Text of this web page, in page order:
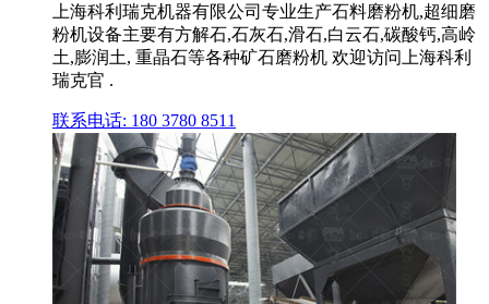
上海科利瑞克机器有限公司专业生产石料磨粉机,超细磨
粉机设备主要有方解石,石灰石,滑石,白云石,碳酸钙,高岭
土,膨润土, 重晶石等各种矿石磨粉机 欢迎访问上海科利
瑞克官 .
联系电话: 180 3780 8511